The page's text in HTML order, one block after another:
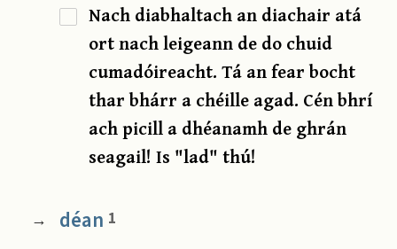
Nach diabhaltach an diachair atá
ort nach leigeann de do chuid
cumadóireacht. Tá an fear bocht
thar bhárr a chéille agad. Cén bhrí
ach picill a dhéanamh de ghrán
seagail! Is "lad" thú!
→ déan 1